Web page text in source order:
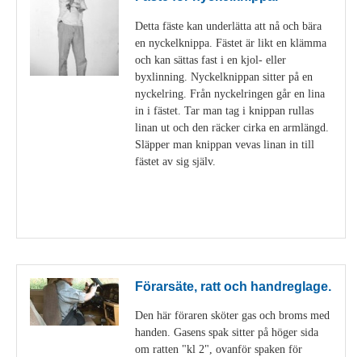
Detta fäste kan underlätta att nå och bära
en nyckelknippa. Fästet är likt en klämma
och kan sättas fast i en kjol- eller
byxlinning. Nyckelknippan sitter på en
nyckelring. Från nyckelringen går en lina
in i fästet. Tar man tag i knippan rullas
linan ut och den räcker cirka en armlängd.
Släpper man knippan vevas linan in till
fästet av sig själv.
Förarsäte, ratt och handreglage.
Den här föraren sköter gas och broms med
handen. Gasens spak sitter på höger sida
om ratten "kl 2", ovanför spaken för